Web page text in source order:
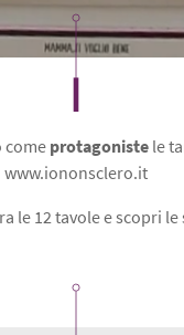
come protagonistele
www.iononsclero.it
le 12 tavole e scopri